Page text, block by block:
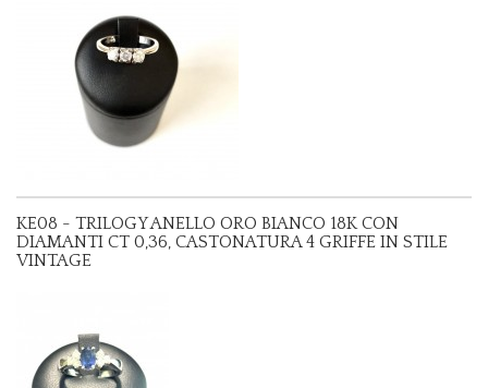
KE08 - TRILOGY ANELLO ORO BIANCO 18K CON
DIAMANTI CT 0,36, CASTONATURA 4 GRIFFE IN STILE
VINTAGE